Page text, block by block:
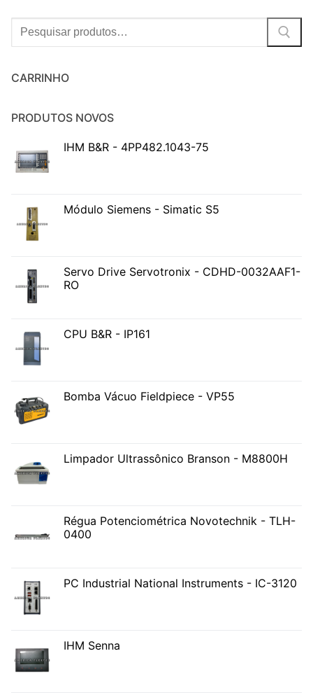
Procurar:
CARRINHO
PRODUTOS NOVOS
IHM B&R - 4PP482.1043-75
Módulo Siemens - Simatic S5
Servo Drive Servotronix - CDHD-0032AAF1-
RO
CPU B&R - IP161
Bomba Vácuo Fieldpiece - VP55
Limpador Ultrassônico Branson - M8800H
Régua Potenciométrica Novotechnik - TLH-
0400
PC Industrial National Instruments - IC-3120
IHM Senna